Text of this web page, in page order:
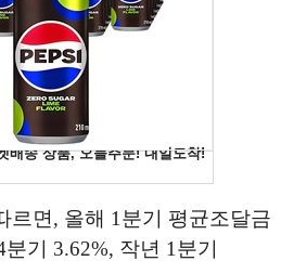
르면, 올해 1분기 평균조달금
기 3.62%, 작년 1분기